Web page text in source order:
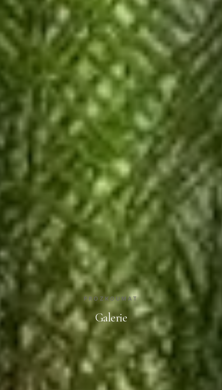
PROZKOUMAT
Galerie